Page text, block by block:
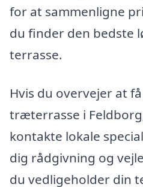
for at sammenligne
du finder den bedste
terrasse.
Hvis du overvejer at
træterrasse i
kontakte lokale
dig rådgivning og
du vedligeholder din